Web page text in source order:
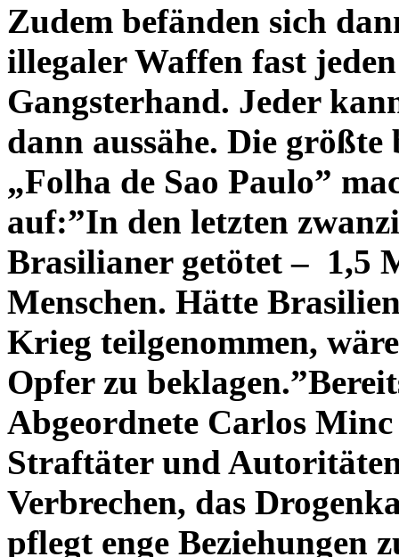
Zudem befänden sich
illegaler Waffen fast
Gangsterhand. Jeder
dann aussähe. Die größte
„Folha de Sao Paulo”
auf:”In den letzten
Brasilianer getötet – 1,5
Menschen. Hätte
Krieg teilgenommen,
Opfer zu beklagen.”
Abgeordnete Carlos
Straftäter und
Verbrechen, das
pflegt enge Beziehungen